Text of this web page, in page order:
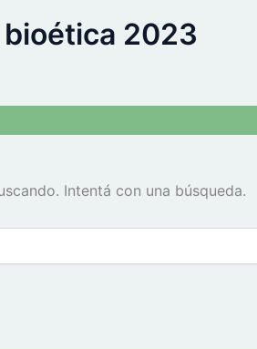
2023
Intentá con una búsqueda.